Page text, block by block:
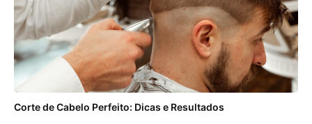
Corte de Cabelo Perfeito: Dicas e Resultados